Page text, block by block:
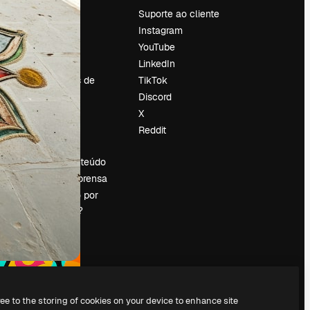
Preços
Sobre nós
Reviews
Emprego
Tendências de
pesquisa
Blog
Eventos
Slidesgo
Vender conteúdo
Sala de imprensa
Procurando por
magnific.ai?
Suporte ao cliente
Instagram
YouTube
LinkedIn
TikTok
Discord
X
Reddit
to the storing of cookies on your device to enhance site